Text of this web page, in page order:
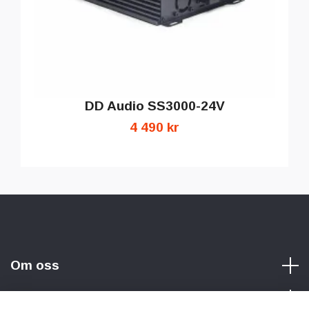
DD Audio SS3000-24V
4 490 kr
Om oss